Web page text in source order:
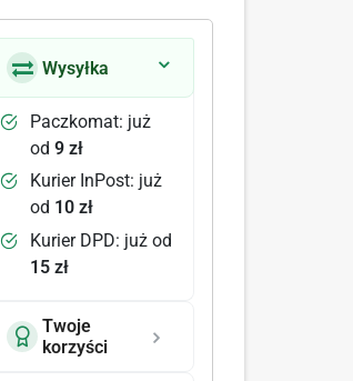
Wysyłka
Paczkomat: już
od9 zł
Kurier InPost: już
od 10 zł
Kurier DPD: już od
15 zł
Twoje
korzyści